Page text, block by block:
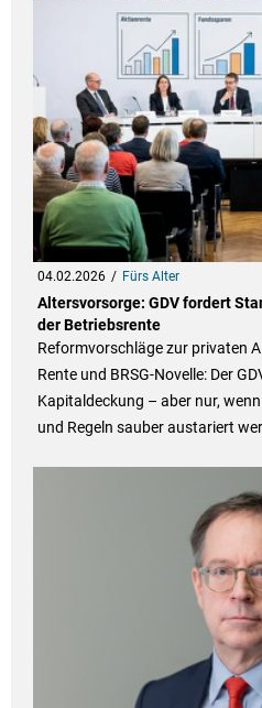
04.02.2026 Fürs Alter
Altersvorsorge: GDV fordert
der Betriebsrente
Reformvorschläge zur privaten
Rente und BRSG-Novelle: Der
Kapitaldeckung – aber nur,
und Regeln sauber austariert